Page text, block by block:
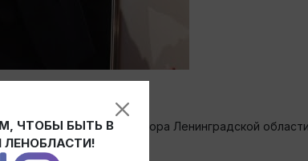
с участием Губернатора Ленинградской
ЧТОБЫ БЫТЬ В